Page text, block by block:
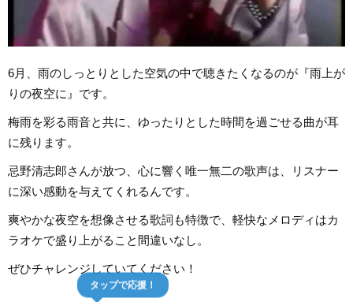
6月、雨のしっとりとした空気の中で聴きたくなるのが『雨上が
りの夜空に』です。
梅雨を彩る雨音と共に、ゆったりとした時間を過ごせる曲が耳
に残ります。
忌野清志郎さんが放つ、心に響く唯一無二の歌声は、リスナー
に深い感動を与えてくれるんです。
爽やかな夜空を想像させる歌詞も特徴で、軽快なメロディはカ
ラオケで盛り上がること間違いなし。
ぜひチャレンジしていてください！
タップで応援！